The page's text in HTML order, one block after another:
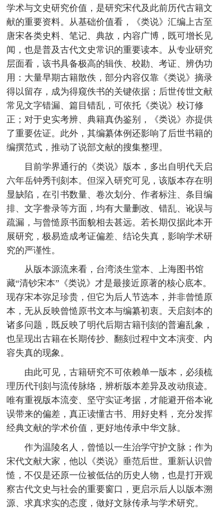
学术与文史研究价值，是研究宋代及此前历代古籍文
献的重要资料。从基础价值看，《类说》汇编上古至
唐宋各类史料、笔记、典故，内容广博，既可增长见
闻，也是普及古代文史常识的重要读本。从专业研究
层面看，该书具备极高的辑佚、校勘、考证、辨伪功
用：大量早期古籍散佚，部分内容仅靠《类说》摘录
得以留存，成为得窥佚书的关键依据；后世传世文献
常见文字错漏、篇目错乱，可依托《类说》校订修
正；对于史实考辨、典籍真伪鉴别，《类说》亦提供
了重要佐证。此外，其编纂体例还影响了后世书籍的
编撰范式，推动了说部文献的搜集整理。
目前学界通行的《类说》版本，多出自明代天启
六年岳钟秀刊刻本。但深入研究可见，该版本存在明
显缺陷，在引书数量、卷次划分、作者标注、条目编
排、文字誊录等方面，均有大量删改、错乱、讹误与
疏漏，与曾慥原书面貌相去甚远。若长期仅据此本开
展研究，极易造成考证偏差、结论失真，影响学术研
究的严谨性。
从版本源流来看，台湾淡生堂本、上海图书馆
藏“清钞宋本”《类说》才是最接近原著的核心底本。
现存宋本弥足珍贵，但它为后人节选本，并非曾慥原
本，无从反映曾慥原书文本与编纂初衷。天启刻本的
诸多问题，既反映了明代后期古籍刊刻的普遍乱象，
也呈现出古籍在长期传抄、翻刻过程中文本演变、内
容失真的现象。
由此可见，古籍研究不可依赖单一版本，必须梳
理历代刊刻与流传脉络，辨析版本差异及改动痕迹。
唯有重视版本流变、坚守实证考据，才能避开俗本讹
误带来的偏差，真正读懂古书、用好史料，充分发挥
经典文献的学术价值，更好地传承中华文脉。
作为温陵名人，曾慥以一生治学守护文脉；作为
宋代文献大家，他以《类说》垂范后世。重新认识曾
慥，不仅是还原一位被低估的历史人物，也是打开观
察古代文史与社会的重要窗口，更启示后人以版本溯
源、求真求实的态度，做好文脉传承与学术研究。